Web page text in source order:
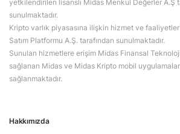
Hakkımızda
yetkilendirilen lisanslı Midas Menkul Değerler A.Ş
sunulmaktadır.
Kripto varlık piyasasına ilişkin hizmet ve faaliyetler
Satım Platformu A.Ş. tarafından sunulmaktadır.
Sunulan hizmetlere erişim Midas Finansal
sağlanan Midas ve Midas Kripto mobil
sağlanmaktadır.